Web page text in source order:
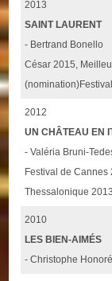
2013
SAINT LAURENT
- Bertrand Bonello
César 2015,
2012
UN CHÂTEAU EN
- Valéria Bruni-
Festival de
Thessalonique
2010
LES BIEN-AIMÉS
- Christophe Honoré